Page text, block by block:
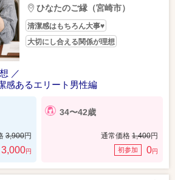
ひなたのご縁（宮崎市）
清潔感はもちろん大事♥
大切にし合える関係が理想
／
感あるエリート男性編
3,900円
3,000円
34〜42歳
通常価格 1,400円
初参加 0円